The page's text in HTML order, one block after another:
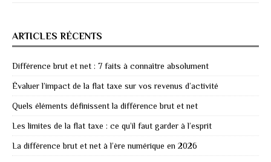
ARTICLES RÉCENTS
Différence brut et net : 7 faits à connaître absolument
Évaluer l’impact de la flat taxe sur vos revenus d’activité
Quels éléments définissent la différence brut et net
Les limites de la flat taxe : ce qu’il faut garder à l’esprit
La différence brut et net à l’ère numérique en 2026